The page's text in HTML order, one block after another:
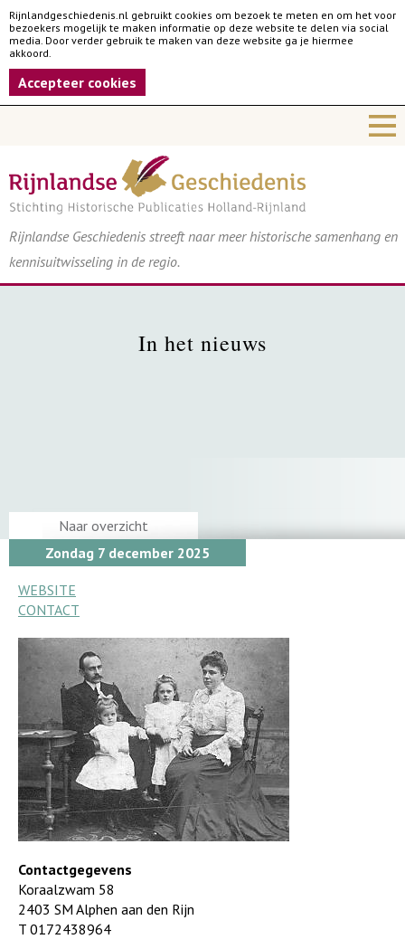
Rijnlandgeschiedenis.nl gebruikt cookies om bezoek te meten en om het voor
bezoekers mogelijk te maken informatie op deze website te delen via social
media. Door verder gebruik te maken van deze website ga je hiermee
akkoord.
Accepteer cookies
Rijnlandse Geschiedenis streeft naar meer historische samenhang en
kennisuitwisseling in de regio.
In het nieuws
Naar overzicht
Zondag 7 december 2025
WEBSITE
CONTACT
Contactgegevens
Koraalzwam 58
2403 SM Alphen aan den Rijn
T 0172438964